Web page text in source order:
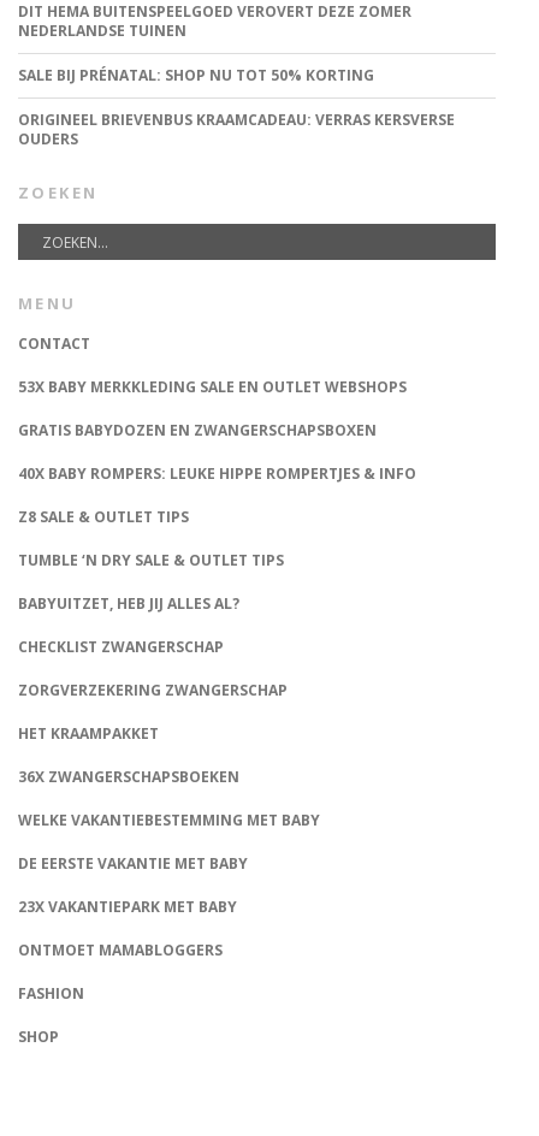
DIT HEMA BUITENSPEELGOED VEROVERT DEZE ZOMER
NEDERLANDSE TUINEN
SALE BIJ PRÉNATAL: SHOP NU TOT 50% KORTING
ORIGINEEL BRIEVENBUS KRAAMCADEAU: VERRAS KERSVERSE
OUDERS
ZOEKEN
MENU
CONTACT
53X BABY MERKKLEDING SALE EN OUTLET WEBSHOPS
GRATIS BABYDOZEN EN ZWANGERSCHAPSBOXEN
40X BABY ROMPERS: LEUKE HIPPE ROMPERTJES & INFO
Z8 SALE & OUTLET TIPS
TUMBLE ‘N DRY SALE & OUTLET TIPS
BABYUITZET, HEB JIJ ALLES AL?
CHECKLIST ZWANGERSCHAP
ZORGVERZEKERING ZWANGERSCHAP
HET KRAAMPAKKET
36X ZWANGERSCHAPSBOEKEN
WELKE VAKANTIEBESTEMMING MET BABY
DE EERSTE VAKANTIE MET BABY
23X VAKANTIEPARK MET BABY
ONTMOET MAMABLOGGERS
FASHION
SHOP